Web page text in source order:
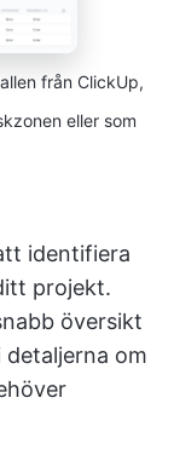
från ClickUp,
eller som
identifiera
projekt.
översikt
om